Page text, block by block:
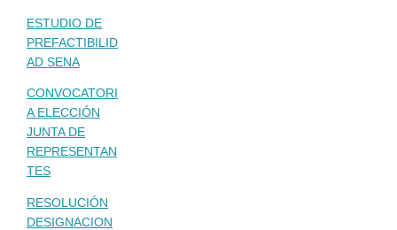
ESTUDIO DE
PREFACTIBILID
AD SENA
CONVOCATORI
A ELECCIÓN
JUNTA DE
REPRESENTAN
TES
RESOLUCIÓN
DESIGNACION